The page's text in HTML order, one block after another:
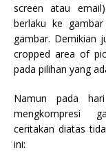
screen atau
berlaku ke
gambar. Demikian
cropped area of
pada pilihan yang
Namun pada
mengkompresi
ceritakan diatas
ini: